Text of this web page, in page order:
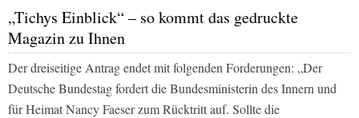
„Tichys Einblick“ – so kommt das gedruckte
Magazin zu Ihnen
Der dreiseitige Antrag endet mit folgenden Forderungen: „Der
Deutsche Bundestag fordert die Bundesministerin des Innern und
für Heimat Nancy Faeser zum Rücktritt auf. Sollte die